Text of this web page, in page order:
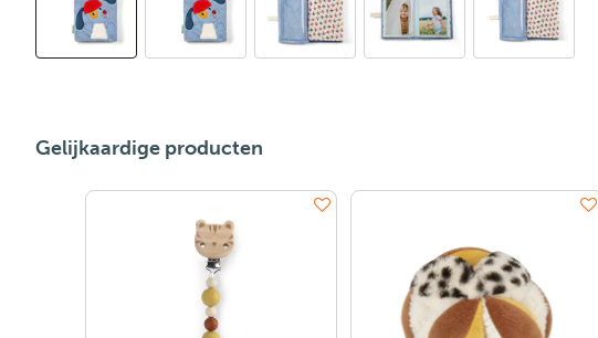
Gelijkaardige producten